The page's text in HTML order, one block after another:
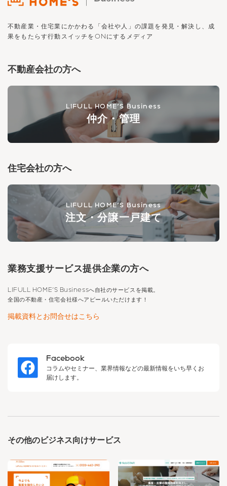
不動産業・住宅業にかかわる「会社や人」の課題を発見・解決し、 成
果をもたらす行動スイッチを ON にするメディア
不動産会社の方へ
LIFULL HOME'S Business
仲介・管理
住宅会社の方へ
LIFULL HOME'S Business
注文・分譲一戸建て
業務支援サービス提供企業の方へ
LIFULL HOME'S Businessへ自社のサービスを掲載。
全国の不動産・住宅会社様へアピールいただけます！
掲載資料とお問合せはこちら
Facebook
コラムやセミナー、業界情報などの最新情報をいち早くお
届けします。
その他のビジネス向けサービス